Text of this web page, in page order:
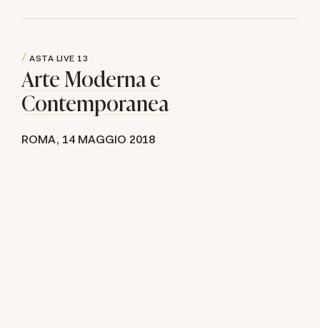
ASTA LIVE 13
Arte Moderna e
Contemporanea
ROMA, 14 MAGGIO 2018